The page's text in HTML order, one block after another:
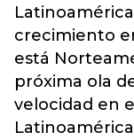
crecimiento
está
próxima ola
velocidad en